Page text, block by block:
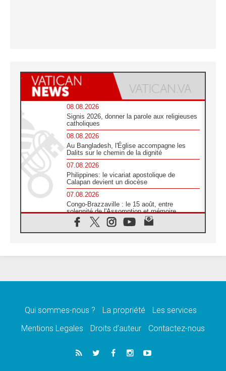
08.08.2026
Signis 2026, donner la parole aux religieuses
catholiques
08.08.2026
Au Bangladesh, l'Église accompagne les
Dalits sur le chemin de la dignité
07.08.2026
Philippines: le vicariat apostolique de
Calapan devient un diocèse
07.08.2026
Congo-Brazzaville : le 15 août, entre
solennité de l'Assomption et mémoire
nationale
07.08.2026
Pape en France dévoilé
1ère Conférence continentale sur l'éducation
07.08.2026
Un logo symbolique pour la venue du Pape
Qui sommes-nous ? La propriété
Les services
Mentions Legales
Droits d’auteur Contactez-nous